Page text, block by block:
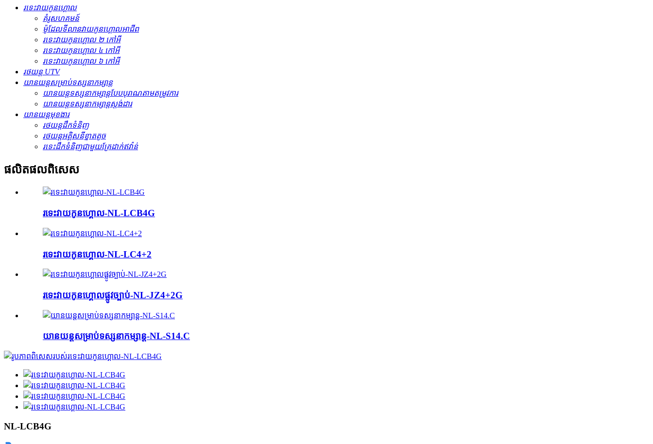
រទេះ​វាយ​កូន​ហ្គោល
គំរូសហគមន៍
ម៉ូដែលទីលានវាយកូនហ្គោលអាជីព
រទេះ​វាយ​កូន​ហ្គោល ២ កៅអី
រទេះ​វាយ​កូន​ហ្គោល ៤ កៅអី
រទេះ​វាយ​កូន​ហ្គោល ៦ កៅអី
រថយន្ត UTV
យានយន្ត​សម្រាប់​ទស្សនា​កម្សាន្ត
យានយន្តទស្សនាកម្សាន្តបែបបុរាណតាមតម្រូវការ
យានយន្តទស្សនាកម្សាន្តស្តង់ដារ
យានយន្តមុខងារ
រថយន្តដឹកទំនិញ
រថយន្តអគ្គិសនីខ្នាតតូច
រទេះ​ដឹក​ទំនិញ​ជាមួយ​គ្រែ​ដាក់​ឥវ៉ាន់
ផលិតផល​ពិសេស
រទេះ​វាយ​កូន​ហ្គោល-NL-LCB4G
រទេះ​វាយ​កូន​ហ្គោល-NL-LC4+2
រទេះ​វាយ​កូន​ហ្គោល​ផ្លូវ​ច្បាប់-NL-JZ4+2G
យានយន្ត​សម្រាប់​ទស្សនា​កម្សាន្ត-NL-S14.C
NL-LCB4G